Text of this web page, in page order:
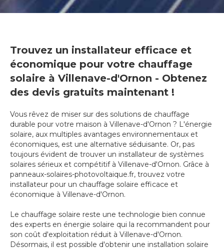
Trouvez un installateur efficace et
économique pour votre chauffage
solaire à Villenave-d'Ornon - Obtenez
des devis gratuits maintenant !
Vous rêvez de miser sur des solutions de chauffage
durable pour votre maison à Villenave-d'Ornon ? L'énergie
solaire, aux multiples avantages environnementaux et
économiques, est une alternative séduisante. Or, pas
toujours évident de trouver un installateur de systèmes
solaires sérieux et compétitif à Villenave-d'Ornon. Grâce à
panneaux-solaires-photovoltaique.fr, trouvez votre
installateur pour un chauffage solaire efficace et
économique à Villenave-d'Ornon.
Le chauffage solaire reste une technologie bien connue
des experts en énergie solaire qui la recommandent pour
son coût d'exploitation réduit à Villenave-d'Ornon.
Désormais, il est possible d'obtenir une installation solaire